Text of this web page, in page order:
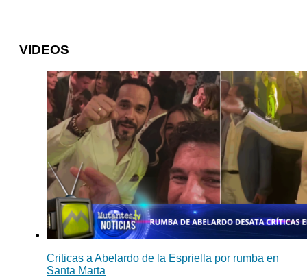
VIDEOS
Criticas a Abelardo de la Espriella por rumba en
Santa Marta